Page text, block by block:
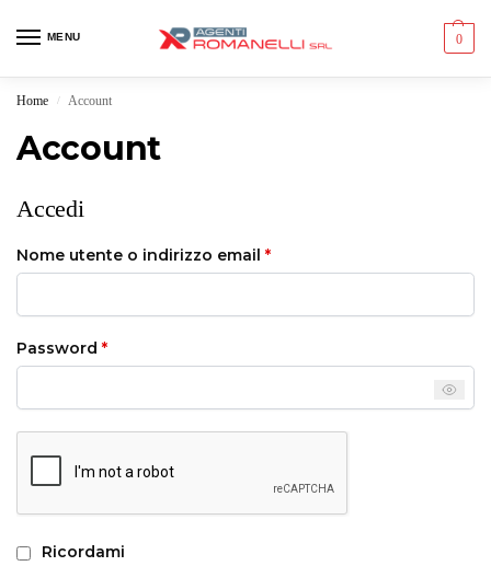
MENU 0
Home / Account
Account
Accedi
Nome utente o indirizzo email *
Password *
Ricordami